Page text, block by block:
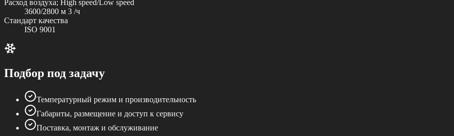
Расход воздуха; High speed/Low speed
3600/2800 м 3 /ч
Стандарт качества
ISO 9001
Подбор под задачу
Температурный режим и производительность
Габариты, размещение и доступ к сервису
Поставка, монтаж и обслуживание